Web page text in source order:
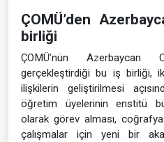
ÇOMÜ’den
birliği
ÇOMÜ’nün
gerçekleştirdiği bu iş birliği,
ilişkilerin geliştirilmesi
öğretim üyelerinin enstitü
olarak görev alması,
çalışmalar için yeni bir